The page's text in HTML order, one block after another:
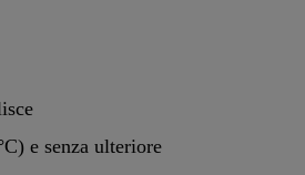
e senza ulteriore